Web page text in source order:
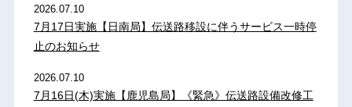
2026.07.10
7月17日実施【日南局】伝送路移設に伴うサービス一時停
止のお知らせ
2026.07.10
7月16日(木)実施【鹿児島局】《緊急》伝送路設備改修工